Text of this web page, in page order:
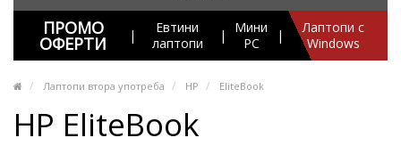
ПРОМО
ОФЕРТИ |
Евтини
лаптопи
|
Мини
PC
|
Лаптопи с
Windows
Лаптопи втора употреба HP EliteBook
HP EliteBook